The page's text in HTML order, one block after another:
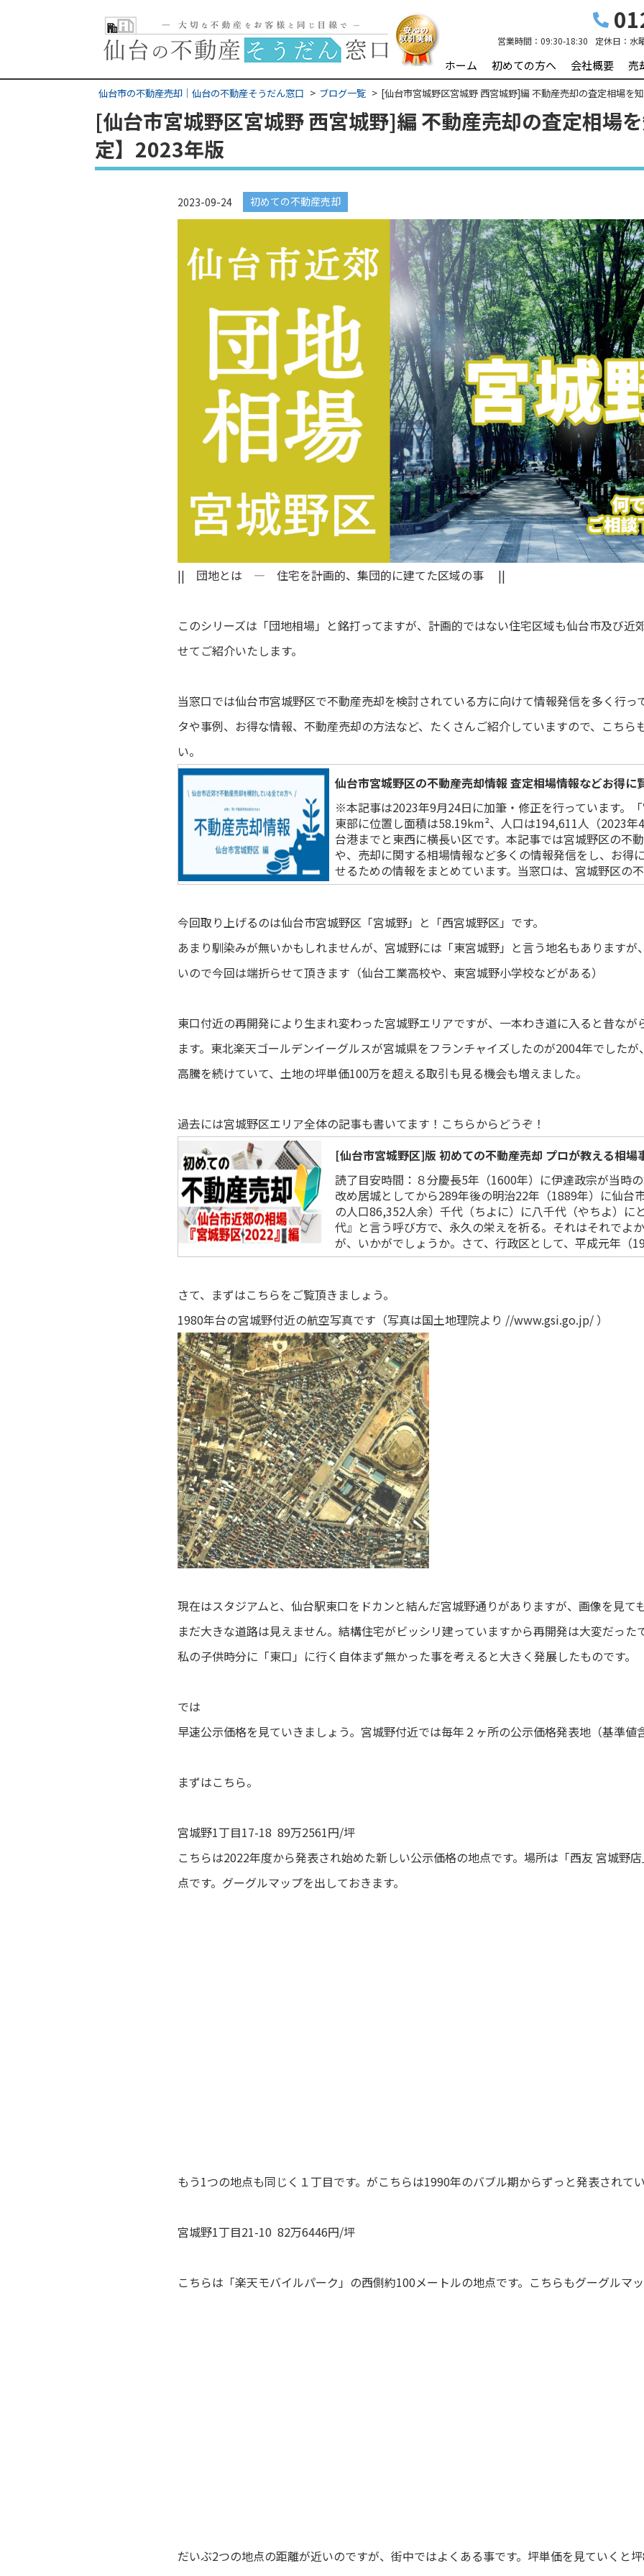
営業時間： 09:30-18:30 定休日： 水
ホーム 初めての方へ 会社概要 売
仙台市の不動産売却｜仙台の不動産そうだん窓口 ブログ一覧 [仙台市宮城野区宮城野 西宮城野]編 不動産売却の査定相場を
[仙台市宮城野区宮城野 西宮城野]編 不動産売却の査定相場
定】2023年版
2023-09-24 初めての不動産売却
|| 団地とは ― 住宅を計画的、集団的に建てた区域の事 ||
このシリーズは「団地相場」と銘打ってますが、計画的ではない住宅区域も仙台市及び近
せてご紹介いたします。
当窓口では仙台市宮城野区で不動産売却を検討されている方に向けて情報発信を多く行っ
タや事例、お得な情報、不動産売却の方法など、たくさんご紹介していますので、こちら
い。
仙台市宮城野区の不動産売却情報 査定相場情報などお得に
※本記事は2023年9月24日に加筆・修正を行っています。
東部に位置し面積は58.19km²、人口は194,611人（2023年
台港までと東西に横長い区です。本記事では宮城野区の不
や、売却に関する相場情報など多くの情報発信をし、お得
せるための情報をまとめています。当窓口は、宮城野区の
今回取り上げるのは仙台市宮城野区「宮城野」と「西宮城野区」です。
あまり馴染みが無いかもしれませんが、宮城野には「東宮城野」と言う地名もありますが
いので今回は端折らせて頂きます（仙台工業高校や、東宮城野小学校などがある）
東口付近の再開発により生まれ変わった宮城野エリアですが、一本わき道に入ると昔なが
ます。東北楽天ゴールデンイーグルスが宮城県をフランチャイズしたのが2004年でした
高騰を続けていて、土地の坪単価100万を超える取引も見る機会も増えました。
過去には宮城野区エリア全体の記事も書いてます！こちらからどうぞ！
[仙台市宮城野区]版 初めての不動産売却 プロが教える相場
読了目安時間：８分慶長5年（1600年）に伊達政宗が当時
改め居城としてから289年後の明治22年（1889年）に仙台
の人口86,352人余）千代（ちよに）に八千代（やちよ）に
代』と言う呼び方で、永久の栄えを祈る。それはそれでよ
が、いかがでしょうか。さて、行政区として、平成元年（
さて、まずはこちらをご覧頂きましょう。
1980年台の宮城野付近の航空写真です（写真は国土地理院より //www.gsi.go.jp/ ）
現在はスタジアムと、仙台駅東口をドカンと結んだ宮城野通りがありますが、画像を見て
まだ大きな道路は見えません。結構住宅がビッシリ建っていますから再開発は大変だった
私の子供時分に「東口」に行く自体まず無かった事を考えると大きく発展したものです。
では
早速公示価格を見ていきましょう。宮城野付近では毎年２ヶ所の公示価格発表地（基準値
まずはこちら。
宮城野1丁目17-18 89万2561円/坪
こちらは2022年度から発表され始めた新しい公示価格の地点です。場所は「西友 宮城野
点です。グーグルマップを出しておきます。
もう1つの地点も同じく１丁目です。がこちらは1990年のバブル期からずっと発表されてい
宮城野1丁目21-10 82万6446円/坪
こちらは「楽天モバイルパーク」の西側約100メートルの地点です。こちらもグーグルマ
だいぶ2つの地点の距離が近いのですが、街中ではよくある事です。坪単価を見ていくと